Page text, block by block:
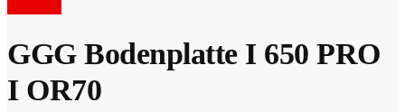
1.286,66 €.
GGG Bodenplatte I 650 PRO
I OR70